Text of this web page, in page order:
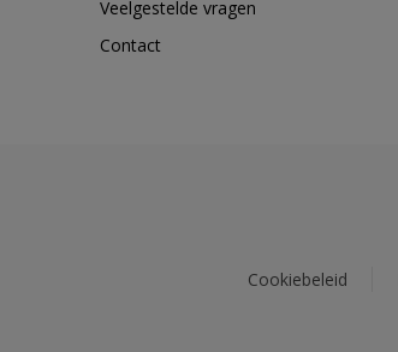
Veelgestelde vragen
Contact
Cookiebeleid